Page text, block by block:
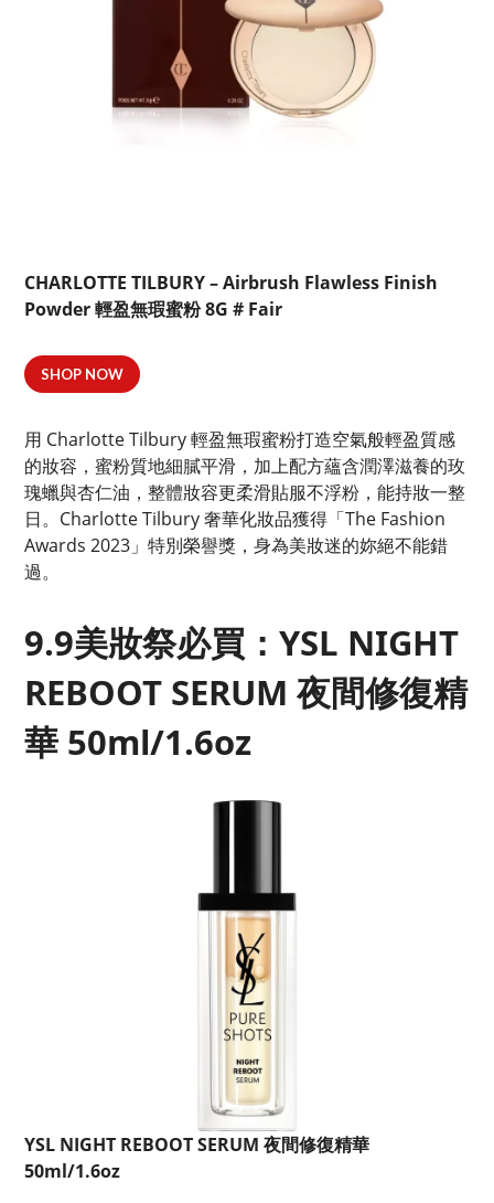
CHARLOTTE TILBURY – Airbrush Flawless Finish
Powder 輕盈無瑕蜜粉 8G # Fair
SHOP NOW
用 Charlotte Tilbury 輕盈無瑕蜜粉打造空氣般輕盈質感
的妝容，蜜粉質地細膩平滑，加上配方蘊含潤澤滋養的玫
瑰蠟與杏仁油，整體妝容更柔滑貼服不浮粉，能持妝一整
日。Charlotte Tilbury 奢華化妝品獲得「The Fashion
Awards 2023」特別榮譽獎，身為美妝迷的妳絕不能錯
過。
9.9美妝祭必買：YSL NIGHT
REBOOT SERUM 夜間修復精
華 50ml/1.6oz
YSL NIGHT REBOOT SERUM 夜間修復精華
50ml/1.6oz